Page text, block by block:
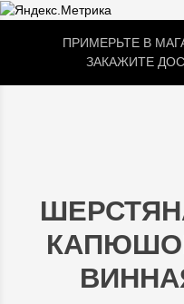
ПРИМЕРЬТЕ В
ЗАКАЖИТЕ